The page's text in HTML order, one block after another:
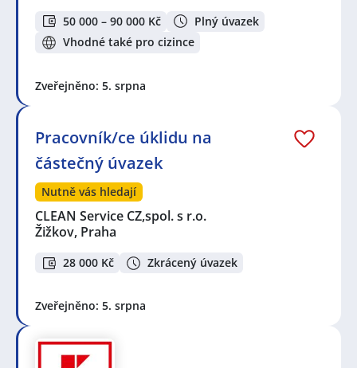
50 000 – 90 000 Kč
Plný úvazek
Vhodné také pro cizince
Zveřejněno: 5. srpna
Pracovník/ce úklidu na
částečný úvazek
Nutně vás hledají
CLEAN Service CZ,spol. s r.o.
Žižkov, Praha
28 000 Kč Zkrácený úvazek
Zveřejněno: 5. srpna